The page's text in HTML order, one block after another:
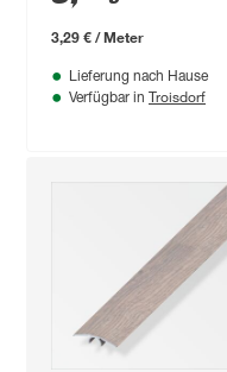
3,29 € / Meter
Lieferung nach Hause
Verfügbar in Troisdorf